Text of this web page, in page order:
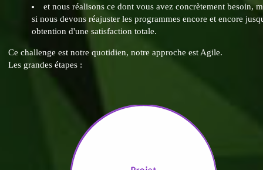
et nous réalisons ce dont vous avez concrètement besoin,
si nous devons réajuster les programmes encore et encore
obtention d'une satisfaction totale.
Ce challenge est notre quotidien, notre approche est Agile.
Les grandes étapes :